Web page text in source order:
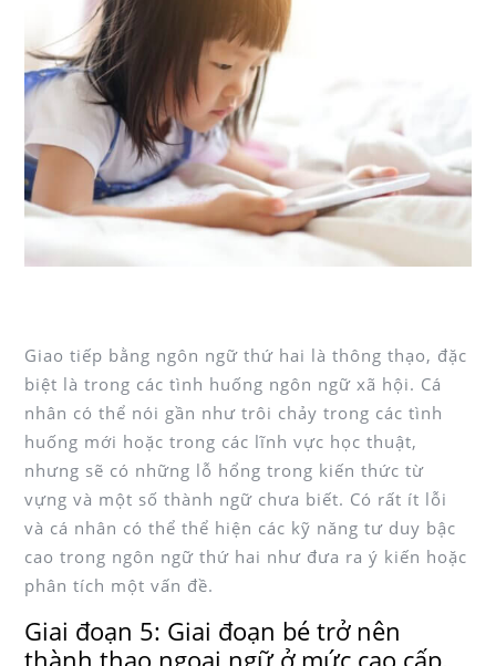
Giao tiếp bằng ngôn ngữ thứ hai là thông thạo, đặc
biệt là trong các tình huống ngôn ngữ xã hội. Cá
nhân có thể nói gần như trôi chảy trong các tình
huống mới hoặc trong các lĩnh vực học thuật,
nhưng sẽ có những lỗ hổng trong kiến ​​thức từ
vựng và một số thành ngữ chưa biết. Có rất ít lỗi
và cá nhân có thể thể hiện các kỹ năng tư duy bậc
cao trong ngôn ngữ thứ hai như đưa ra ý kiến ​​hoặc
phân tích một vấn đề.
Giai đoạn 5: Giai đoạn bé trở nên